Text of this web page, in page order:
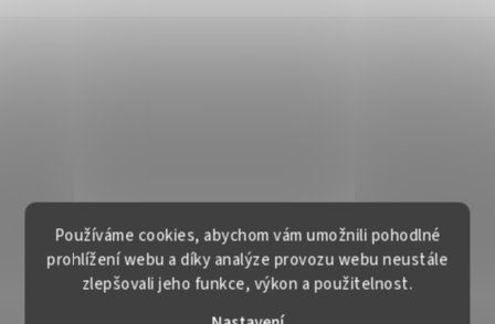
Používáme cookies, abychom vám umožnili pohodlné
prohlížení webu a díky analýze provozu webu neustále
zlepšovali jeho funkce, výkon a použitelnost.